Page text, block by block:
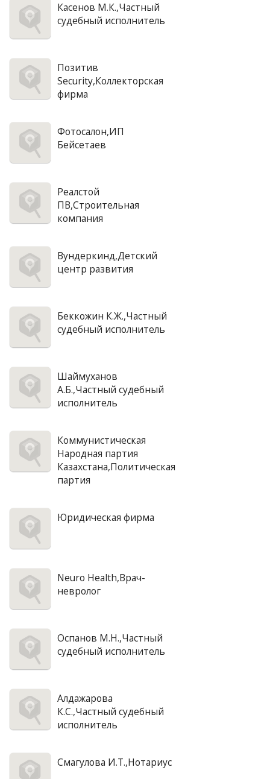
Касенов М.К.,Частный
судебный исполнитель
Позитив
Security,Коллекторская
фирма
Фотосалон,ИП
Бейсетаев
Реалстой
ПВ,Строительная
компания
Вундеркинд,Детский
центр развития
Беккожин К.Ж.,Частный
судебный исполнитель
Шаймуханов
А.Б.,Частный судебный
исполнитель
Коммунистическая
Народная партия
Казахстана,Политическая
партия
Юридическая фирма
Neuro Health,Врач-
невролог
Оспанов М.Н.,Частный
судебный исполнитель
Алдажарова
К.С.,Частный судебный
исполнитель
Смагулова И.Т.,Нотариус